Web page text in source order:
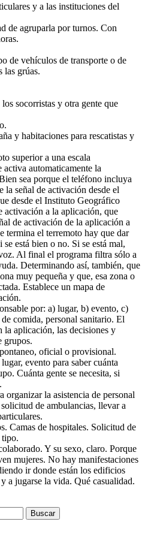
y a las instituciones del
de agruparla por turnos. Con
de vehículos de transporte o de
las grúas.
socorristas y otra gente que
y habitaciones para rescatistas y
superior a una escala
activa automaticamente la
sea porque el teléfono incluya
la señal de activación desde el
desde el Instituto Geográfico
activación a la aplicación, que
de activación de la aplicación a
termina el terremoto hay que dar
está bien o no. Si se está mal,
Al final el programa filtra sólo a
Determinando así, también, que
muy pequeña y que, esa zona o
Establece un mapa de
por: a) lugar, b) evento, c)
comida, personal sanitario. El
la aplicación, las decisiones y
grupos.
oficial o provisional.
evento para saber cuánta
Cuánta gente se necesita, si
organizar la asistencia de personal
de ambulancias, llevar a
Camas de hospitales. Solicitud de
tipo.
Y su sexo, claro. Porque
mujeres. No hay manifestaciones
ir donde están los edificios
a jugarse la vida. Qué casualidad.